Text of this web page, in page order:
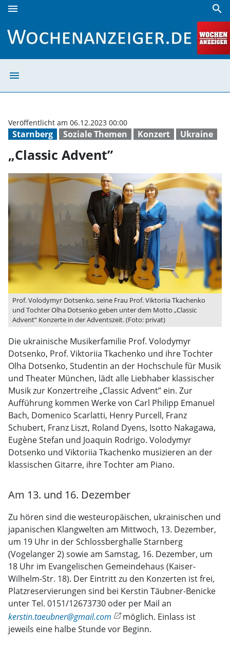
menu search
menu
Starnberg Soziale Themen Konzert Ukraine
Veröffentlicht am 06.12.2023 00:00
„Classic Advent”
Prof. Volodymyr Dotsenko, seine Frau Prof. Viktoriia Tkachenko
und Tochter Olha Dotsenko geben unter dem Motto „Classic
Advent” Konzerte in der Adventszeit. (Foto: privat)
Die ukrainische Musikerfamilie Prof. Volodymyr
Dotsenko, Prof. Viktoriia Tkachenko und ihre Tochter
Olha Dotsenko, Studentin an der Hochschule für Musik
und Theater München, lädt alle Liebhaber klassischer
Musik zur Konzertreihe „Classic Advent” ein. Zur
Aufführung kommen Werke von Carl Philipp Emanuel
Bach, Domenico Scarlatti, Henry Purcell, Franz
Schubert, Franz Liszt, Roland Dyens, Isotto Nakagawa,
Eugène Stefan und Joaquin Rodrigo. Volodymyr
Dotsenko und Viktoriia Tkachenko musizieren an der
klassischen Gitarre, ihre Tochter am Piano.
Am 13. und 16. Dezember
Zu hören sind die westeuropäischen, ukrainischen und
japanischen Klangwelten am Mittwoch, 13. Dezember,
um 19 Uhr in der Schlossberghalle Starnberg
(Vogelanger 2) sowie am Samstag, 16. Dezember, um
18 Uhr im Evangelischen Gemeindehaus (Kaiser-
Wilhelm-Str. 18). Der Eintritt zu den Konzerten ist frei,
Platzreservierungen sind bei Kerstin Täubner-Benicke
unter Tel. 0151/12673730 oder per Mail an
kerstin.taeubner@gmail.com
möglich. Einlass ist
jeweils eine halbe Stunde vor Beginn.